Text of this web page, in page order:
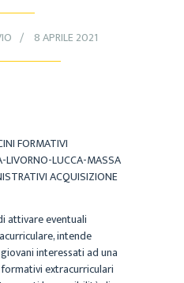
8 APRILE 2021
FORMATIVI
LIVORNO-LUCCA-MASSA
ACQUISIZIONE
attivare eventuali
intende
interessati ad una
extracurriculari